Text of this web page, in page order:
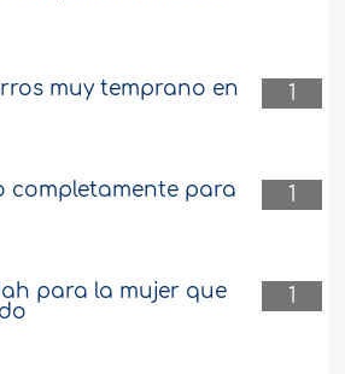
1
muy temprano en
1
completamente para
1
para la mujer que